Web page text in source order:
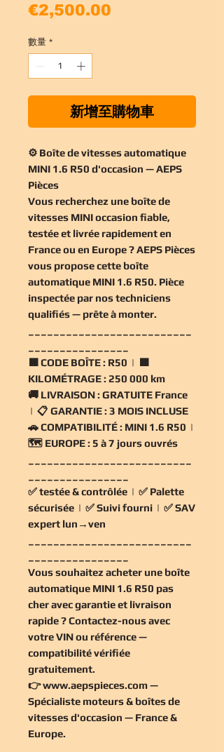
€2,500.00
數量 *
新增至購物車
⚙️ Boîte de vitesses automatique
MINI 1.6 R50 d'occasion — AEPS
Pièces
Vous recherchez une boîte de
vitesses MINI occasion fiable,
testée et livrée rapidement en
France ou en Europe ? AEPS Pièces
vous propose cette boîte
automatique MINI 1.6 R50. Pièce
inspectée par nos techniciens
qualifiés — prête à monter.
🟧CODE BOÎTE : R50 | 🟧
KILOMÉTRAGE : 250 000 km
🚚 LIVRAISON : GRATUITE France
| 📋 GARANTIE : 3 MOIS INCLUSE
🚗COMPATIBILITÉ : MINI 1.6 R50 |
🗺️ EUROPE : 5 à 7 jours ouvrés
✅testée & contrôlée | ✅ Palette
sécurisée | ✅Suivi fourni | ✅SAV
expert lun→ven
Vous souhaitez acheter une boîte
automatique MINI 1.6 R50 pas
cheravec garantie et livraison
rapide ? Contactez-nous avec
votre VIN ou référence —
compatibilité vérifiée
gratuitement.
👉www.aepspieces.com—
Spécialiste moteurs & boîtes de
vitesses d'occasion — France &
Europe.